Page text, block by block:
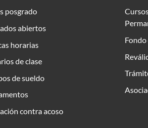
posgrado
abiertos
horarias
de clase
de sueldo
contra acoso